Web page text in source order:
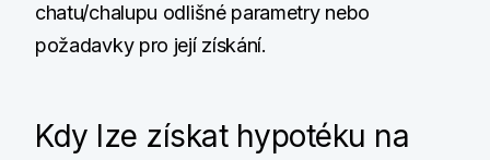
chatu/chalupu odlišné parametry nebo
požadavky pro její získání.
Kdy lze získat hypotéku na